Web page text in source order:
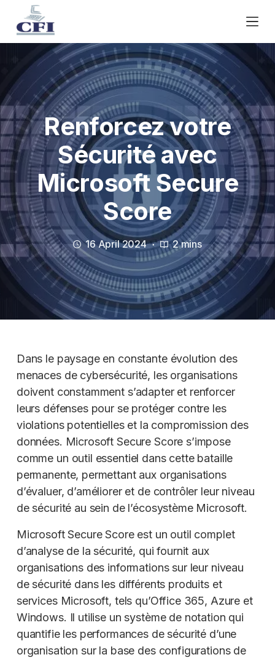
k
i
o
c
o
n
t
e
n
Renforcez votre
Sécurité avec
Microsoft Secure
Score
16 April 2024 2 mins
Dans le paysage en constante évolution des
menaces de cybersécurité, les organisations
doivent constamment s’adapter et renforcer
leurs défenses pour se protéger contre les
violations potentielles et la compromission des
données. Microsoft Secure Score s’impose
comme un outil essentiel dans cette bataille
permanente, permettant aux organisations
d’évaluer, d’améliorer et de contrôler leur niveau
de sécurité au sein de l’écosystème Microsoft.
Microsoft Secure Score est un outil complet
d’analyse de la sécurité, qui fournit aux
organisations des informations sur leur niveau
de sécurité dans les différents produits et
services Microsoft, tels qu’Office 365, Azure et
Windows. Il utilise un système de notation qui
quantifie les performances de sécurité d’une
organisation sur la base des configurations de